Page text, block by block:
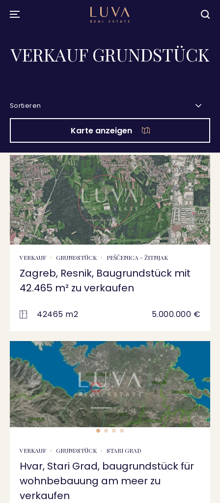
VERKAUF GRUNDSTÜCK
Sortieren
Karte anzeigen
VERKAUF GRUNDSTÜCK PEŠČENICA - ŽITNJAK
Zagreb, Resnik, Baugrundstück mit
42.465 m² zu verkaufen
42465 m2 5.000.000 €
VERKAUF GRUNDSTÜCK STARI GRAD
Hvar, Stari Grad, baugrundstück für
wohnbebauung am meer zu
verkaufen